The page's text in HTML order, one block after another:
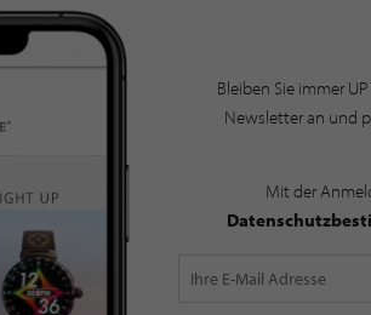
Bleiben Sie immer
Newsletter an und
Mit der